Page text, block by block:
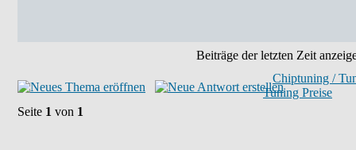
Beiträge der letzten Zeit
Chiptuning /
Tuning Preise
Seite 1 von 1